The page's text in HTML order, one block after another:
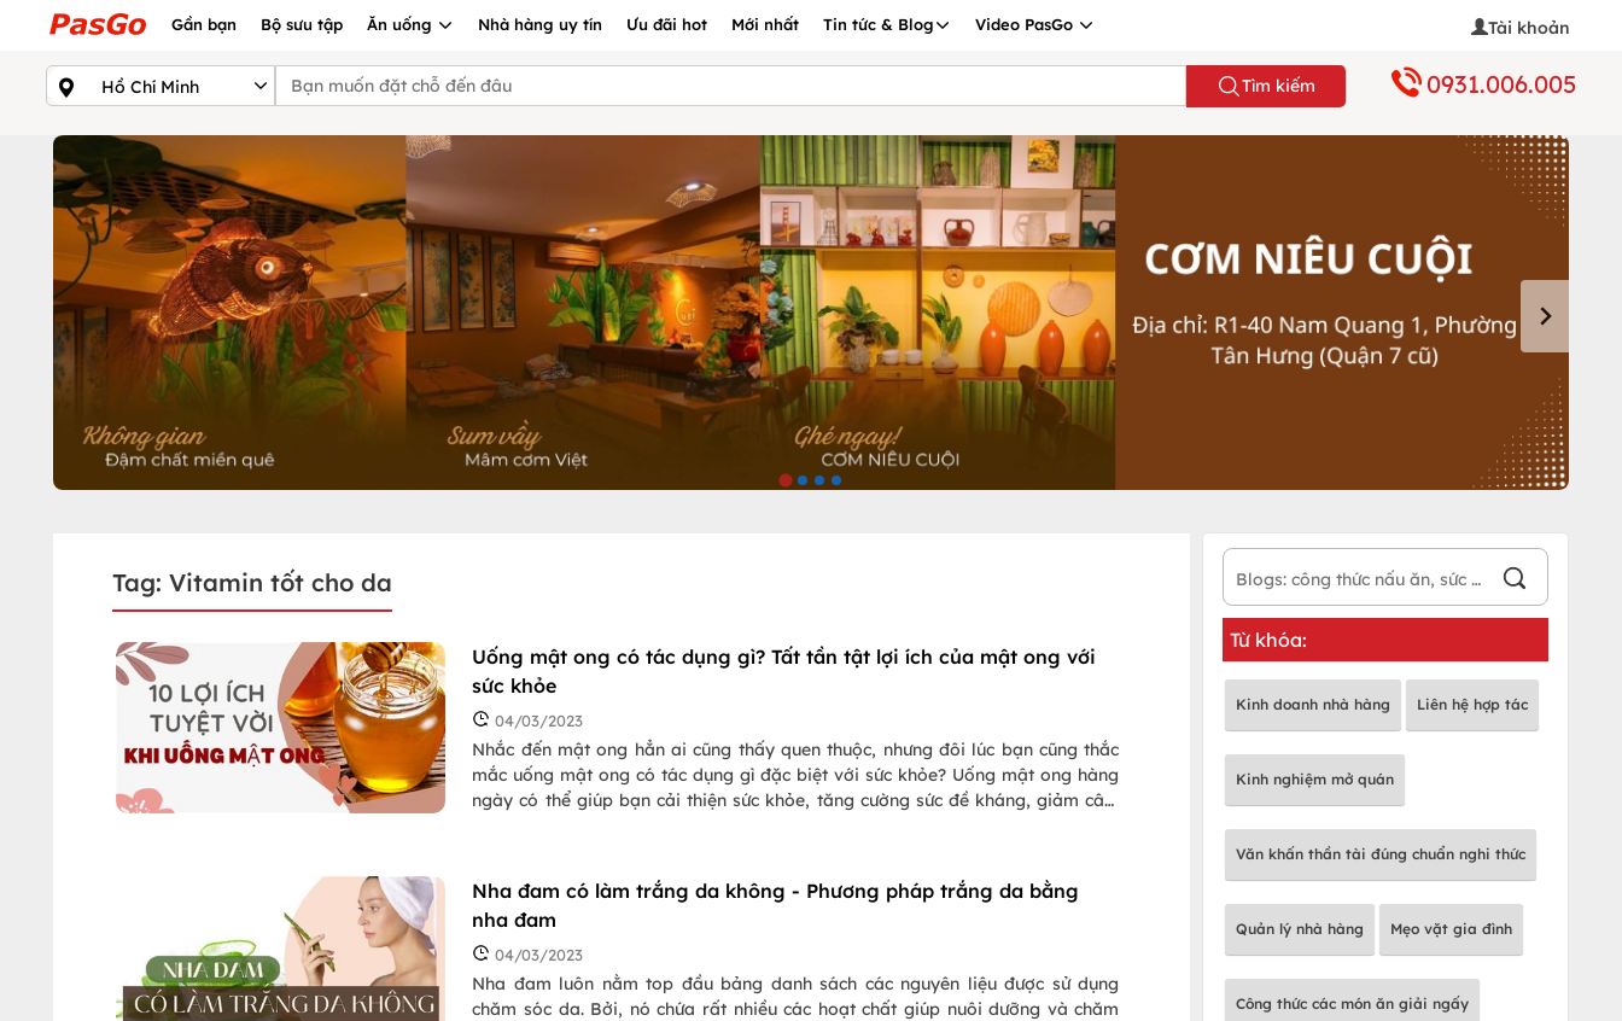
Gần bạn Bộ sưu tập Ăn uống Nhà hàng uy tín Ưu đãi hot Mới nhất Tin tức & Blog Video PasGo Tài khoản
Tìm kiếm 0931.006.005
Tag: Vitamin tốt cho da
Uống mật ong có tác dụng gì? Tất tần tật lợi ích của mật ong với
sức khỏe
04/03/2023
Nhắc đến mật ong hẳn ai cũng thấy quen thuộc, nhưng đôi lúc bạn cũng thắc
mắc uống mật ong có tác dụng gì đặc biệt với sức khỏe? Uống mật ong hàng
ngày có thể giúp bạn cải thiện sức khỏe, tăng cường sức đề kháng, giảm cân,
Nha đam có làm trắng da không - Phương pháp trắng da bằng
nha đam
04/03/2023
Nha đam luôn nằm top đầu bảng danh sách các nguyên liệu được sử dụng
chăm sóc da. Bởi, nó chứa rất nhiều các hoạt chất giúp nuôi dưỡng và chăm
Từ khóa:
Kinh doanh nhà hàng Liên hệ hợp tác
Kinh nghiệm mở quán
Văn khấn thần tài đúng chuẩn nghi thức
Quản lý nhà hàng Mẹo vặt gia đình
Công thức các món ăn giải ngấy